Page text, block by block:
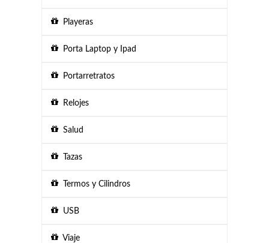
Playeras
Porta Laptop y Ipad
Portarretratos
Relojes
Salud
Tazas
Termos y Cilindros
USB
Viaje